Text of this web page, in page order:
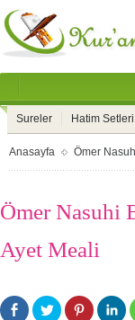
Sureler Hatim Setleri
Anasayfa Ömer
Ömer Nasuhi
Ayet Meali